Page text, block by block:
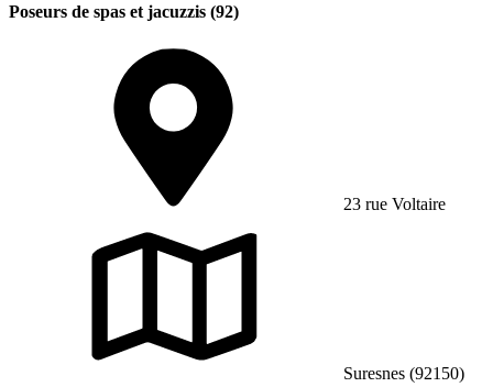
Poseurs de spas et jacuzzis (92)
23 rue Voltaire
Suresnes (92150)